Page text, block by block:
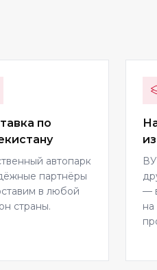
по
автопарк
партнёры
в любой
страны.
—